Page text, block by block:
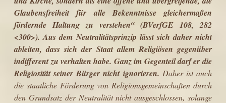
Glaubens­freiheit für alle Bekenntnisse gleichermaßen
fördernde Haltung zu verste­hen“ (BVerfGE 108, 282
<300>). Aus dem Neutralitätsprinzip lässt sich daher nicht
ableiten, dass sich der Staat allem Religiösen gegenüber
indifferent zu verhalten habe. Ganz im Gegenteil darf er die
Religiosität seiner Bürger nicht ignorieren. Daher ist auch
die staatliche Förderung von Religionsgemein­schaften durch
den Grundsatz der Neutralität nicht ausgeschlossen, solange